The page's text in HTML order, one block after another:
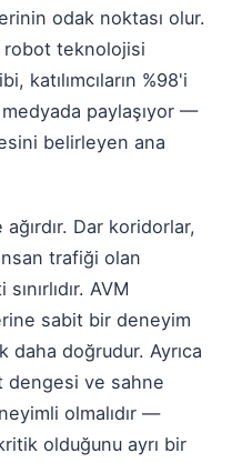
odak noktası olur.
robot teknolojisi
katılımcıların %98'i
paylaşıyor —
belirleyen ana
Dar koridorlar,
trafiği olan
AVM
sabit bir deneyim
daha doğrudur. Ayrıca
dengesi ve sahne
olmalıdır —
olduğunu ayrı bir